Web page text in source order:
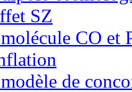
SZ
CO et
de